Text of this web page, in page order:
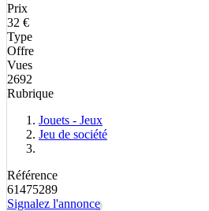
Prix
32 €
Type
Offre
Vues
2692
Rubrique
Jouets - Jeux
Jeu de société
Référence
61475289
Signalez l'annonce